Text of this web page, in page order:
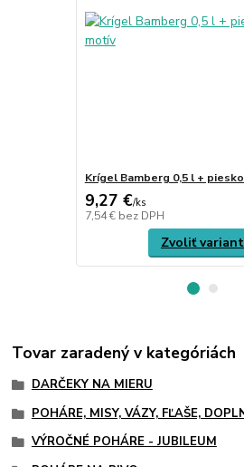
Krígel Bamberg 0,5 l +
9,27 €/ks
7,54 € bez DPH
Zvoliť variant
Tovar zaradený v kategóriách
DARČEKY NA MIERU
POHÁRE, MISY, VÁZY, FĽAŠE,
VÝROČNÉ POHÁRE - JUBILEUM